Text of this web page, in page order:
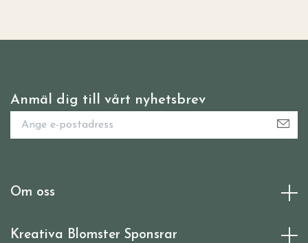
Anmäl dig till vårt nyhetsbrev
Om oss
Kreativa Blomster Sponsrar